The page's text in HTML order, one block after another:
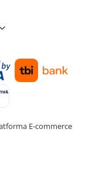
E-commerce